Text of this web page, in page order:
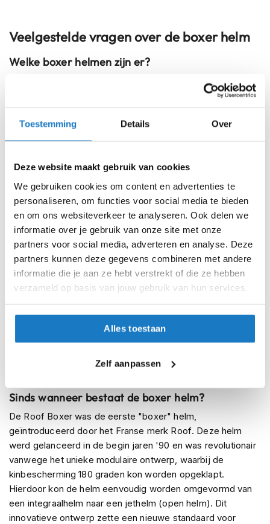
Toestemming Details Over
Deze website maakt gebruik van cookies
We gebruiken cookies om content en advertenties te
personaliseren, om functies voor social media te bieden
en om ons websiteverkeer te analyseren. Ook delen we
informatie over je gebruik van onze site met onze
partners voor social media, adverteren en analyse. Deze
partners kunnen deze gegevens combineren met andere
informatie die je aan ze hebt verstrekt of die ze hebben
verzameld op basis van jouw gebruik van hun services.
Alles toestaan
Zelf aanpassen
m
o
t
o
m
D
a
m
e
s
m
t
o
r
h
m
n
n
d
r
m
o
t
o
r
h
e
l
Veelgestelde vragen over de boxer helm
Welke boxer helmen zijn er?
De Roof Boxer V8 is de meest bekende boxer helm. Deze
helm is inmiddels doorontwikkeld tot de Boxxer R09 2 (ook
Wat is de nieuwste boxer helm?
gelanceerd is in september 2025. Dit model staat ook wel
bekend als de 2025 versie en is de opvolger van de V8, die
de laatste jaren extreem populair bleek te zijn.
Wat is het verschil tussen de boxer en boXXer
helm?
De BoXXer R09 heeft naast de eigenschappen van de
originele Boxer V8 een automatisch sluitend kinstuk en een
stillere, uitneembare en wasbare binnenvoering. Ventilatie
terwijl speciale uitsparingen voor brildragers zijn voorzien.
Sinds wanneer bestaat de boxer helm?
De Roof Boxer was de eerste "boxer" helm,
geïntroduceerd door het Franse merk Roof. Deze helm
werd gelanceerd in de begin jaren '90 en was revolutionair
vanwege het unieke modulaire ontwerp, waarbij de
kinbescherming 180 graden kon worden opgeklapt.
Hierdoor kon de helm eenvoudig worden omgevormd van
een integraalhelm naar een jethelm (open helm). Dit
innovatieve ontwerp zette een nieuwe standaard voor